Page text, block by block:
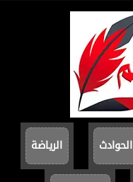
الحوادث الرياضة